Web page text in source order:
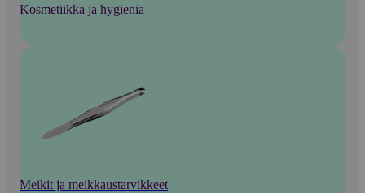
Kosmetiikka ja hygienia
Meikit ja meikkaustarvikkeet